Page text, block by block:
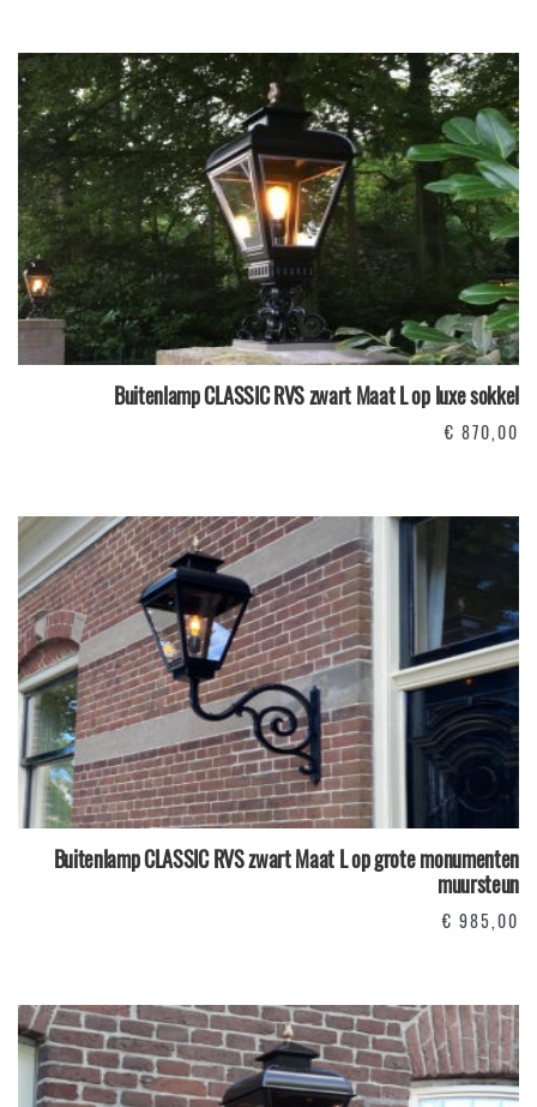
Buitenlamp CLASSIC RVS zwart Maat L op luxe sokkel
€ 870,00
Buitenlamp CLASSIC RVS zwart Maat L op grote monumenten
muursteun
€ 985,00